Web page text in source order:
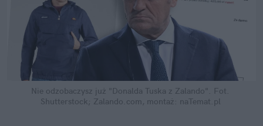
Nie odzobaczysz już "Donalda Tuska z Zalando". Fot.
Shutterstock; Zalando.com, montaż: naTemat.pl